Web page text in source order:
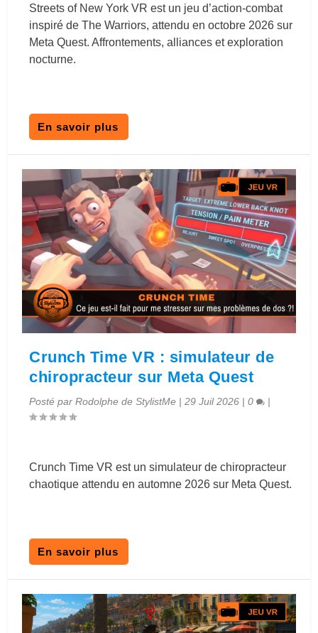
Streets of New York VR est un jeu d’action-combat
inspiré de The Warriors, attendu en octobre 2026 sur
Meta Quest. Affrontements, alliances et exploration
nocturne.
En savoir plus
Crunch Time VR : simulateur de
chiropracteur sur Meta Quest
Posté parRodolphe de StylistMe |29 Juil 2026 |0 |
Crunch Time VR est un simulateur de chiropracteur
chaotique attendu en automne 2026 sur Meta Quest.
En savoir plus